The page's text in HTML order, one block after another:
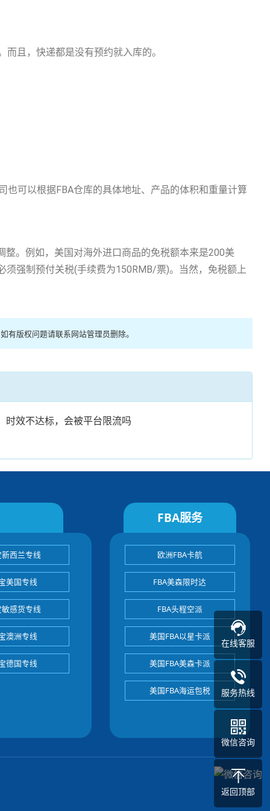
且，快递都是没有预约就入库的。
可以根据FBA仓库的具体地址、产品的体积和重量计算
。例如，美国对海外进口商品的免税额本来是200美
强制预付关税(手续费为150RMB/票)。当然，免税额上
有版权问题请联系网站管理员删除。
时效不达标，会被平台限流吗
西兰专线
美国专线
感货专线
澳洲专线
德国专线
FBA服务
欧洲FBA卡航
FBA美森限时达
FBA头程空派
美国FBA以星卡派
美国FBA美森卡派
美国FBA海运包税
在线客服
服务热线
微信咨询
返回顶部